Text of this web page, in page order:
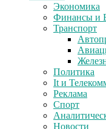
Экономика
Финансы и
Транспорт
Политика
It и
Реклама
Спорт
Новости